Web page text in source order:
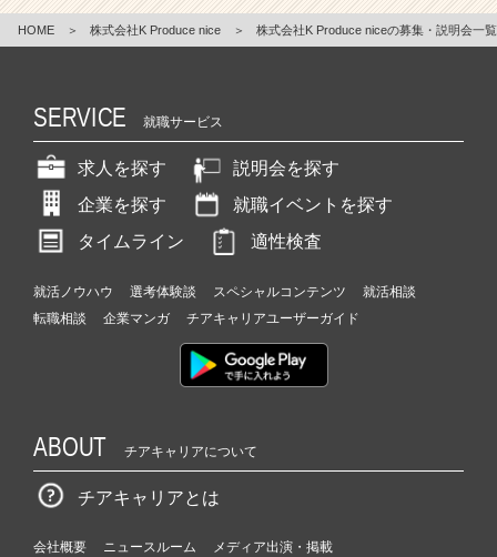
成
長
自
動
車
売
ベ
チ
ー
|
ベ
ャ
ー・
成
企
HOME ＞ 株式会社K Produce nice ＞ 株式会社K Produce niceの募集・説明会一覧
SERVICE 就職サービス
求人を探す
説明会を探す
企業を探す
就職イベントを探す
タイムライン
適性検査
就活ノウハウ 選考体験談 スペシャルコンテンツ
就活相談
転職相談
企業マンガ チアキャリアユーザーガイド
ABOUT チアキャリアについて
チアキャリアとは
会社概要 ニュースルーム
メディア出演・掲載